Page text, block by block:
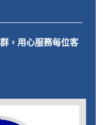
，用心服務每位客